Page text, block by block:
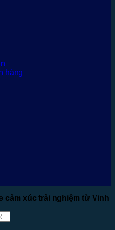
hàng
cảm xúc trải nghiệm từ Vinh